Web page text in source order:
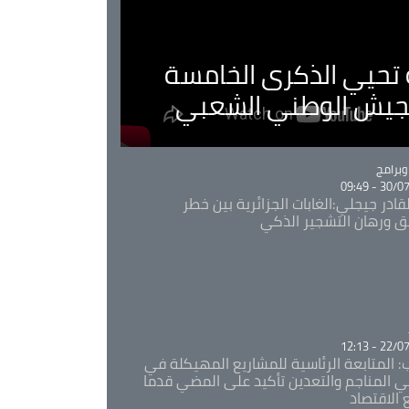
تحيي الذكرى الخامسة
الوطني الشعبي
30/07/
جيجلي:الغابات الجزائرية بين خطر
ورهان التشجير الذكي
22/07/
المتابعة الرئاسية للمشاريع المهيكلة في
المناجم والتعدين تأكيد على المضي قدما
الاقتصاد